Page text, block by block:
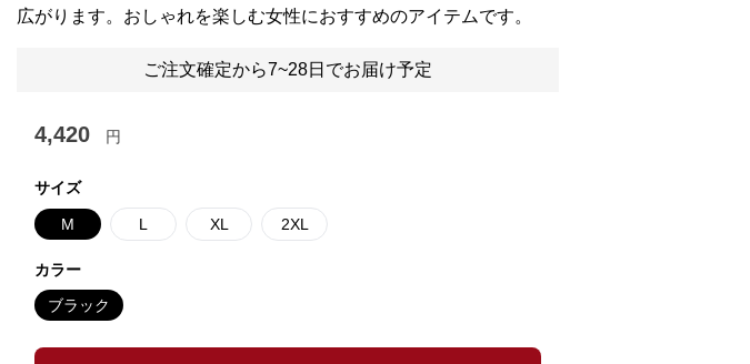
広がります。おしゃれを楽しむ女性におすすめのアイテムです。
ご注文確定から7~28日でお届け予定
4,420 円
サイズ
M L XL 2XL
カラー
ブラック